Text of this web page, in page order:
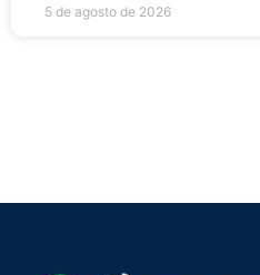
5 de agosto de 2026